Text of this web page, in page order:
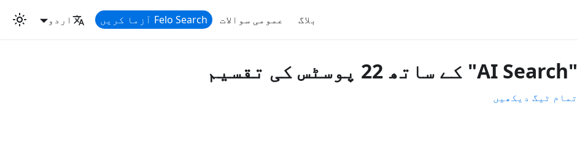
بلاگ عمومی سوالات Felo Search آزما کریں اردو
"AI Search" کے ساتھ 22 پوسٹس کی تقسیم
تمام ٹیگ دیکھیں